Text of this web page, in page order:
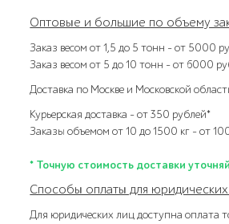
Оптовые и большие по объему
Заказ весом от 1,5 до 5 тонн – от 5000
Заказ весом от 5 до 10 тонн – от 6000
Доставка по Москве и Московской
Курьерская доставка – от 350 рублей*
Заказы объемом от 10 до 1500 кг – от
* Точную стоимость доставки
Способы оплаты для
Для юридических лиц доступна оплата